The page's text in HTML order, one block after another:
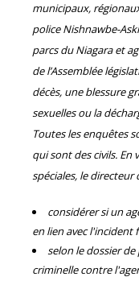
municipaux,
police Nishnawbe-
parcs du Niagara et
de l’Assemblée
décès, une blessure
sexuelles ou la
Toutes les enquêtes
qui sont des civils. En
spéciales, le directeur
considérer si un
en lien avec
selon le dossier
criminelle contre